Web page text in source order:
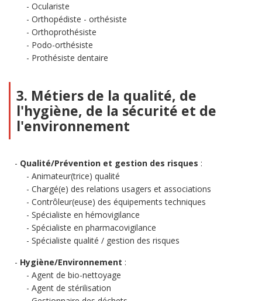
Oculariste
Orthopédiste - orthésiste
Orthoprothésiste
Podo-orthésiste
Prothésiste dentaire
3. Métiers de la qualité, de
l'hygiène, de la sécurité et de
l'environnement
Qualité/Prévention et gestion des risques :
Animateur(trice) qualité
Chargé(e) des relations usagers et associations
Contrôleur(euse) des équipements techniques
Spécialiste en hémovigilance
Spécialiste en pharmacovigilance
Spécialiste qualité / gestion des risques
Hygiène/Environnement :
Agent de bio-nettoyage
Agent de stérilisation